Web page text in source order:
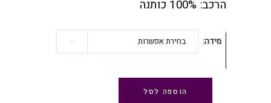
הרכב: 100% כותנה
מידה בחירת אפשרות
הוספה לסל